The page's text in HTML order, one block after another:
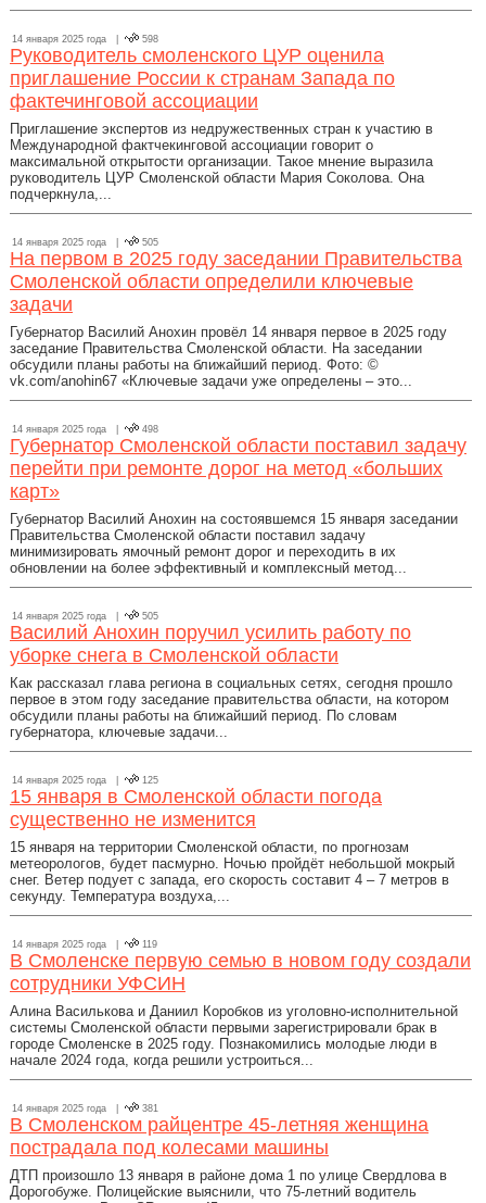
14 января 2025 года | 598
Руководитель смоленского ЦУР оценила
приглашение России к странам Запада по
фактечинговой ассоциации
Приглашение экспертов из недружественных стран к участию в
Международной фактчекинговой ассоциации говорит о
максимальной открытости организации. Такое мнение выразила
руководитель ЦУР Смоленской области Мария Соколова. Она
подчеркнула,...
14 января 2025 года | 505
На первом в 2025 году заседании Правительства
Смоленской области определили ключевые
задачи
Губернатор Василий Анохин провёл 14 января первое в 2025 году
заседание Правительства Смоленской области. На заседании
обсудили планы работы на ближайший период. Фото: ©
vk.com/anohin67 «Ключевые задачи уже определены – это...
14 января 2025 года | 498
Губернатор Смоленской области поставил задачу
перейти при ремонте дорог на метод «больших
карт»
Губернатор Василий Анохин на состоявшемся 15 января заседании
Правительства Смоленской области поставил задачу
минимизировать ямочный ремонт дорог и переходить в их
обновлении на более эффективный и комплексный метод...
14 января 2025 года | 505
Василий Анохин поручил усилить работу по
уборке снега в Смоленской области
Как рассказал глава региона в социальных сетях, сегодня прошло
первое в этом году заседание правительства области, на котором
обсудили планы работы на ближайший период. По словам
губернатора, ключевые задачи...
14 января 2025 года | 125
15 января в Смоленской области погода
существенно не изменится
15 января на территории Смоленской области, по прогнозам
метеорологов, будет пасмурно. Ночью пройдёт небольшой мокрый
снег. Ветер подует с запада, его скорость составит 4 – 7 метров в
секунду. Температура воздуха,...
14 января 2025 года | 119
В Смоленске первую семью в новом году создали
сотрудники УФСИН
Алина Василькова и Даниил Коробков из уголовно-исполнительной
системы Смоленской области первыми зарегистрировали брак в
городе Смоленске в 2025 году. Познакомились молодые люди в
начале 2024 года, когда решили устроиться...
14 января 2025 года | 381
В Смоленском райцентре 45-летняя женщина
пострадала под колесами машины
ДТП произошло 13 января в районе дома 1 по улице Свердлова в
Дорогобуже. Полицейские выяснили, что 75-летний водитель